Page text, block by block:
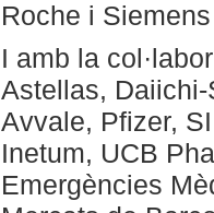
Roche i
I amb la
Astellas, Daiichi-
Avvale, Pfizer,
Inetum, UCB
Emergències